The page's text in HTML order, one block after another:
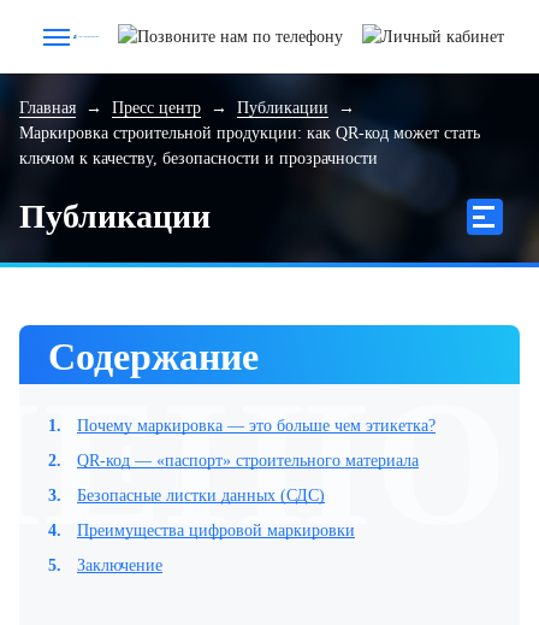
Главная → Пресс центр → Публикации
→
Маркировка строительной продукции: как QR-код может стать
ключом к качеству, безопасности и прозрачности
Публикации
Содержание
1.
Почему маркировка — это больше чем этикетка?
2.
QR-код — «паспорт» строительного материала
3.
Безопасные листки данных (СДС)
4.
Преимущества цифровой маркировки
5.
Заключение